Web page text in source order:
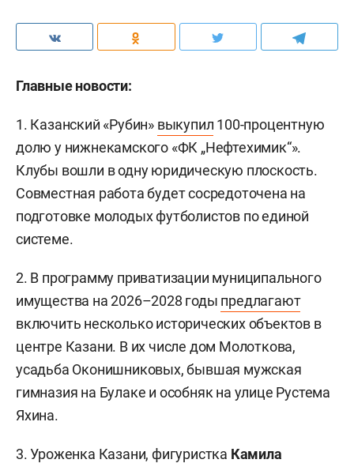
Главные новости:
1. Казанский «Рубин» выкупил 100-процентную
долю у нижнекамского «ФК „Нефтехимик“».
Клубы вошли в одну юридическую плоскость.
Совместная работа будет сосредоточена на
подготовке молодых футболистов по единой
системе.
2. В программу приватизации муниципального
имущества на 2026–2028 годы предлагают
включить несколько исторических объектов в
центре Казани. В их числе дом Молоткова,
усадьба Оконишниковых, бывшая мужская
гимназия на Булаке и особняк на улице Рустема
Яхина.
3. Уроженка Казани, фигуристка Камила